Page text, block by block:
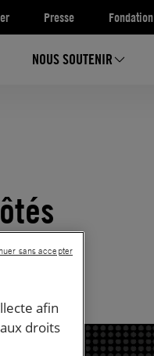
Presse Fondation
NOUS SOUTENIR
afin
droits
sans accepter